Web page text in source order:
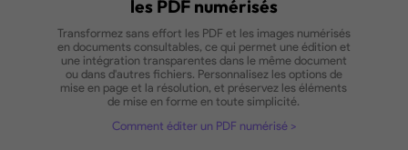
Exploitez tout le potentiel de
UPDF